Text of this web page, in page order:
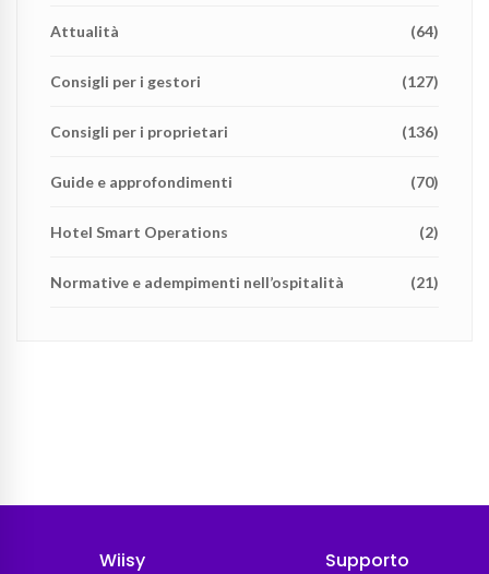
Attualità (64)
Consigli per i gestori (127)
Consigli per i proprietari (136)
Guide e approfondimenti (70)
Hotel Smart Operations (2)
Normative e adempimenti nell’ospitalità (21)
Wiisy Supporto